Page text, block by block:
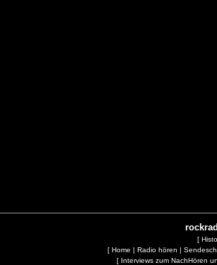
[
[ Home | Radio hören |
[ Interviews zum NachHören